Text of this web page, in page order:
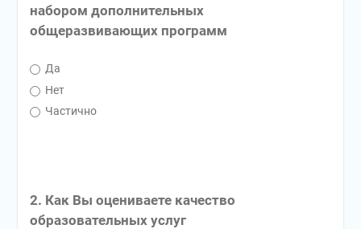
набором дополнительных
общеразвивающих программ
Да
Нет
Частично
2. Как Вы оцениваете качество
образовательных услуг